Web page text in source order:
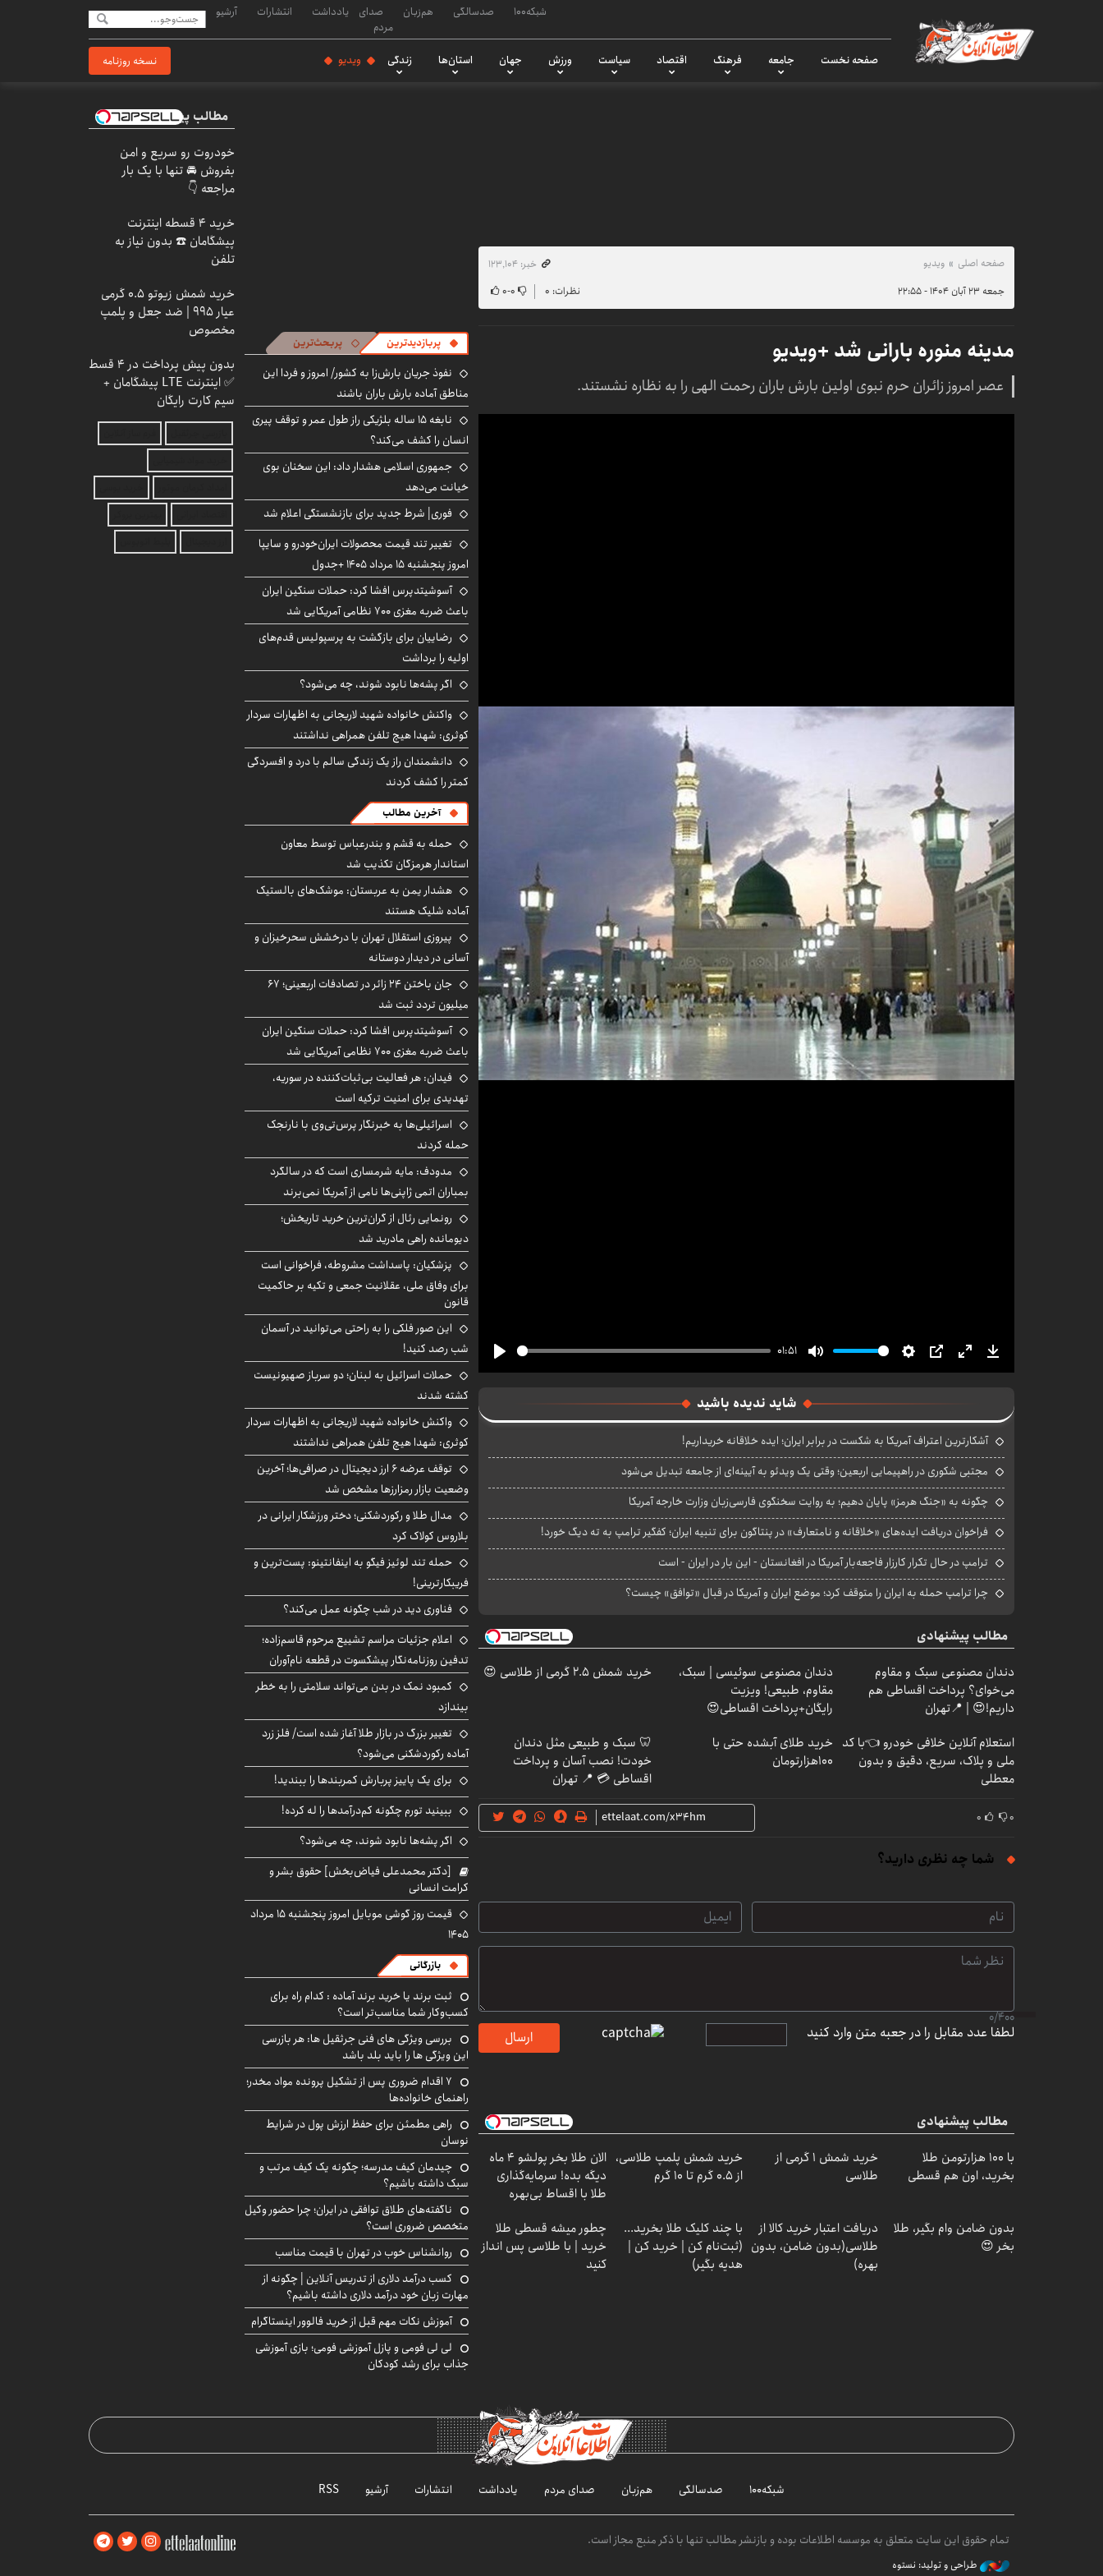
شبکه۱۰۰ صدسالگی هم‌زبان
صدای
مردم
یادداشت انتشارات آرشیو
صفحه نخست جامعه فرهنگ اقتصاد سیاست ورزش جهان استان‌ها زندگی ویدیو نسخه روزنامه
صفحه اصلی ویدیو
خبر: ۱۲۳٬۱۰۴
جمعه ۲۳ آبان ۱۴۰۴ - ۲۲:۵۵
نظرات: ۰ ۰-۰
مدینه منوره بارانی شد +ویدیو
عصر امروز زائران حرم نبوی اولین بارش باران رحمت الهی را به نظاره نشستند.
Play
01:51
Mute Settings
PIP EnterDownload
شاید ندیده باشید
آشکارترین اعتراف آمریکا به شکست در برابر ایران؛ ایده خلاقانه خریداریم!
مجتبی شکوری در راهپیمایی اربعین؛ وقتی یک ویدئو به آیینه‌ای از جامعه تبدیل می‌شود
چگونه به «جنگ هرمز» پایان دهیم؛ به روایت سخنگوی فارسی‌زبان وزارت خارجه آمریکا
فراخوان دریافت ایده‌های «خلاقانه و نامتعارف» در پنتاگون برای تنبیه ایران؛ کفگیر ترامپ به ته دیگ خورد!
ترامپ در حال تکرار کارزار فاجعه‌بار آمریکا در افغانستان - این بار در ایران - است
چرا ترامپ حمله به ایران را متوقف کرد؛ موضع ایران و آمریکا در قبال «توافق» چیست؟
مطالب پیشنهادی
دندان مصنوعی سبک و مقاوم
می‌خوای؟ پرداخت اقساطی هم
داریم!😍 | 📍تهران
دندان مصنوعی سوئیسی | سبک،
مقاوم، طبیعی! ویزیت
رایگان+پرداخت اقساطی😍
خرید شمش 2.5 گرمی از طلاسی 😍
استعلام آنلاین خلافی خودرو 👈با کد
ملی و پلاک، سریع، دقیق و بدون
معطلی
خرید طلای آبشده حتی با
۱۰۰هزارتومان
🦷 سبک و طبیعی مثل دندان
خودت! نصب آسان و پرداخت
اقساطی 💳 📍 تهران
۰ ۰
شما چه نظری دارید؟
0/400
لطفا عدد مقابل را در جعبه متن وارد کنید ارسال
مطالب پیشنهادی
با ۱۰۰ هزارتومن طلا
بخرید، اون هم قسطی
خرید شمش 1 گرمی از
طلاسی
خرید شمش پلمپ طلاسی،
از ۰.۵ گرم تا ۱۰ گرم
الان طلا بخر پولشو 4 ماه
دیگه بده! سرمایه‌گذاری
طلا با اقساط بی‌بهره
بدون ضامن وام بگیر، طلا
بخر 😍
دریافت اعتبار خرید کالا از
طلاسی(بدون ضامن، بدون
بهره)
با چند کلیک طلا بخرید...
(ثبت‌نام کن | خرید کن |
هدیه بگیر)
چطور میشه قسطی طلا
خرید | با طلاسی پس انداز
کنید
پربازدیدترین پربحث‌ترین
نفوذ جریان بارش‌زا به کشور/ امروز و فردا این
مناطق آماده بارش باران باشند
نابغه ۱۵ ساله بلژیکی راز طول عمر و توقف پیری
انسان را کشف می‌کند؟
جمهوری اسلامی هشدار داد: این سخنان بوی
خیانت می‌دهد
فوری| شرط جدید برای بازنشستگی اعلام شد
تغییر تند قیمت محصولات ایران‌خودرو و سایپا
امروز پنجشنبه ۱۵ مرداد ۱۴۰۵ +جدول
آسوشیتدپرس افشا کرد: حملات سنگین ایران
باعث ضربه مغزی ۷۰۰ نظامی آمریکایی شد
رضاییان برای بازگشت به پرسپولیس قدم‌های
اولیه را برداشت
اگر پشه‌ها نابود شوند، چه می‌شود؟
واکنش خانواده شهید لاریجانی به اظهارات سردار
کوثری: شهدا هیچ تلفن همراهی نداشتند
دانشمندان راز یک زندگی سالم با درد و افسردگی
کمتر را کشف کردند
آخرین مطالب
حمله به قشم و بندرعباس توسط معاون
استاندار هرمزگان تکذیب شد
هشدار یمن به عربستان: موشک‌های بالستیک
آماده شلیک هستند
پیروزی استقلال تهران با درخشش سحرخیزان و
آسانی در دیدار دوستانه
جان باختن ۲۴ زائر در تصادفات اربعینی؛ ۶۷
میلیون تردد ثبت شد
آسوشیتدپرس افشا کرد: حملات سنگین ایران
باعث ضربه مغزی ۷۰۰ نظامی آمریکایی شد
فیدان: هر فعالیت بی‌ثبات‌کننده در سوریه،
تهدیدی برای امنیت ترکیه است
اسرائیلی‌ها به خبرنگار پرس‌تی‌وی با نارنجک
حمله کردند
مدودف: مایه شرمساری است که در سالگرد
بمباران اتمی ژاپنی‌ها نامی از آمریکا نمی‌برند
رونمایی رئال از گران‌ترین خرید تاریخش؛
دیومانده راهی مادرید شد
پزشکیان: پاسداشت مشروطه، فراخوانی است
برای وفاق ملی، عقلانیت جمعی و تکیه بر حاکمیت
قانون
این صور فلکی را به راحتی می‌توانید در آسمان
شب رصد کنید!
حملات اسرائیل به لبنان؛ دو سرباز صهیونیست
کشته شدند
واکنش خانواده شهید لاریجانی به اظهارات سردار
کوثری: شهدا هیچ تلفن همراهی نداشتند
توقف عرضه ۶ ارز دیجیتال در صرافی‌ها؛ آخرین
وضعیت بازار رمزارزها مشخص شد
مدال طلا و رکوردشکنی؛ دختر ورزشکار ایرانی در
بلاروس کولاک کرد
حمله تند لوئیز فیگو به اینفانتینو: پست‌ترین و
فریبکارترینی!
فناوری دید در شب چگونه عمل می‌کند؟
اعلام جزئیات مراسم تشییع مرحوم قاسم‌زاده؛
تدفین روزنامه‌نگار پیشکسوت در قطعه نام‌آوران
کمبود نمک در بدن می‌تواند سلامتی را به خطر
بیندازد
تغییر بزرگ در بازار طلا آغاز شده است/ فلز زرد
آماده رکوردشکنی می‌شود؟
برای یک پاییز پربارش کمربندها را ببندید!
ببینید تورم چگونه کم‌درآمدها را له کرده!
اگر پشه‌ها نابود شوند، چه می‌شود؟
[دکتر محمدعلی فیاض‌بخش] حقوق بشر و
کرامت انسانی
قیمت روز گوشی موبایل امروز پنجشنبه ۱۵ مرداد
۱۴۰۵
بازرگانی
ثبت برند یا خرید برند آماده : کدام راه برای
کسب‌وکار شما مناسب‌تر است؟
بررسی ویژگی های فنی جرثقیل ها: هر بازرسی
این ویژگی ها را باید بلد باشد
۷ اقدام ضروری پس از تشکیل پرونده مواد مخدر؛
راهنمای خانواده‌ها
راهی مطمئن برای حفظ ارزش پول در شرایط
نوسان
چیدمان کیف مدرسه؛ چگونه یک کیف مرتب و
سبک داشته باشیم؟
ناگفته‌های طلاق توافقی در ایران؛ چرا حضور وکیل
متخصص ضروری است؟
روانشناس خوب در تهران با قیمت مناسب
کسب درآمد دلاری از تدریس آنلاین | چگونه از
مهارت زبان خود درآمد دلاری داشته باشیم؟
آموزش نکات مهم قبل از خرید فالوور اینستاگرام
لی لی فومی و پازل آموزشی فومی؛ بازی آموزشی
جذاب برای رشد کودکان
مطالب پیشنهادی
خودروت رو سریع و امن
بفروش 🚘 تنها با یک بار
مراجعه 👇
خرید 4 قسطه اینترنت
پیشگامان ☎️ بدون نیاز به
تلفن
خرید شمش زیوتو ۰.۵ گرمی
عیار ۹۹۵ | ضد جعل و پلمپ
مخصوص
بدون پیش پرداخت در 4 قسط
✅ اینترنت LTE پیشگامان +
سیم کارت رایگان
شبکه۱۰۰ صدسالگی هم‌زبان صدای مردم یادداشت انتشارات آرشیو RSS
تمام حقوق این سایت متعلق به موسسه اطلاعات بوده و بازنشر مطالب تنها با ذکر منبع مجاز است.
طراحی و تولید: نستوه